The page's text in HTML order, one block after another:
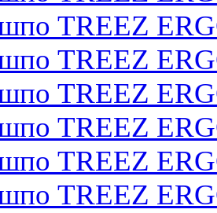
TREEZ
TREEZ
TREEZ
TREEZ
TREEZ
TREEZ